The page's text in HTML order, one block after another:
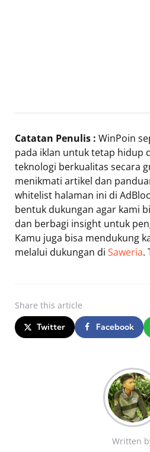
Catatan Penulis : WinPoin
pada iklan untuk tetap hidup
teknologi berkualitas secara
menikmati artikel dan
whitelist halaman ini di
bentuk dukungan agar kami
dan berbagi insight untuk
Kamu juga bisa mendukung
melalui dukungan di Saweria.
Share this article
Twitter Facebook
Written